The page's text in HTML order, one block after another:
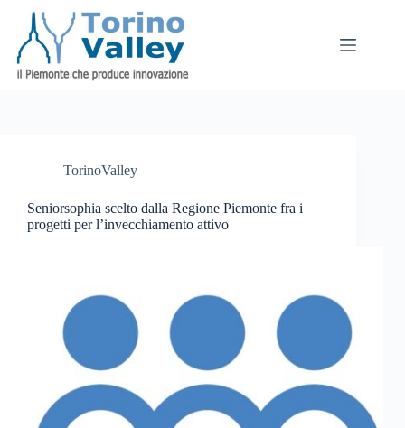
contenuto
TorinoValley
Seniorsophia scelto dalla Regione Piemonte fra i
progetti per l’invecchiamento attivo